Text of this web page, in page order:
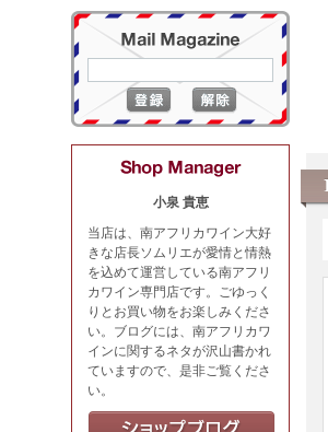
小泉 貴恵
当店は、南アフリカワイン大好
きな店長ソムリエが愛情と情熱
を込めて運営している南アフリ
カワイン専門店です。ごゆっく
りとお買い物をお楽しみくださ
い。ブログには、南アフリカワ
インに関するネタが沢山書かれ
ていますので、是非ご覧くださ
い。